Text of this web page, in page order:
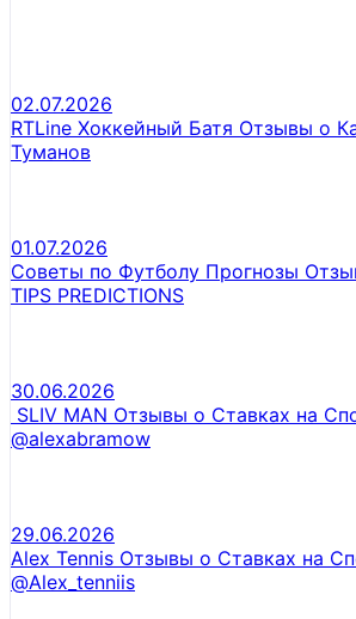
02.07.2026
RTLine Хоккейный Батя Отзывы о
Туманов
01.07.2026
Советы по Футболу Прогнозы
TIPS PREDICTIONS
30.06.2026
SLIV MAN Отзывы о Ставках на
@alexabramow
29.06.2026
Alex Tennis Отзывы о Ставках на
@Alex_tenniis